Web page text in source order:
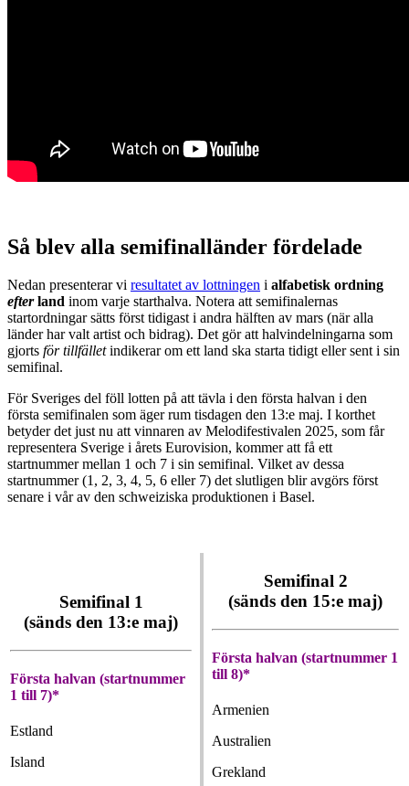
Så blev alla semifinalländer fördelade
Nedan presenterar vi resultatet av lottningen i alfabetisk ordning
efterland inom varje starthalva. Notera att semifinalernas
startordningar sätts först tidigast i andra hälften av mars (när alla
länder har valt artist och bidrag). Det gör att halvindelningarna som
gjorts för tillfälletindikerar om ett land ska starta tidigt eller sent i sin
semifinal.
För Sveriges del föll lotten på att tävla i den första halvan i den
första semifinalen som äger rum tisdagen den 13:e maj. I korthet
betyder det just nu att vinnaren av Melodifestivalen 2025, som får
representera Sverige i årets Eurovision, kommer att få ett
startnummer mellan 1 och 7 i sin semifinal. Vilket av dessa
startnummer (1, 2, 3, 4, 5, 6 eller 7) det slutligen blir avgörs först
senare i vår av den schweiziska produktionen i Basel.
Semifinal 1
(sänds den 13:e maj)
Första halvan (startnummer
1 till 7)*
Estland
Island
Semifinal 2
(sänds den 15:e maj)
Första halvan (startnummer 1
till 8)*
Armenien
Australien
Grekland